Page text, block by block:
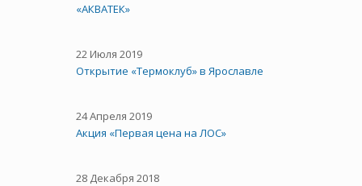
«АКВАТЕК»
22 Июля 2019
Открытие «Термоклуб» в Ярославле
24 Апреля 2019
Акция «Первая цена на ЛОС»
28 Декабря 2018